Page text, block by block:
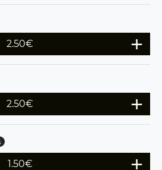
2.50€
2.50€
1.50€